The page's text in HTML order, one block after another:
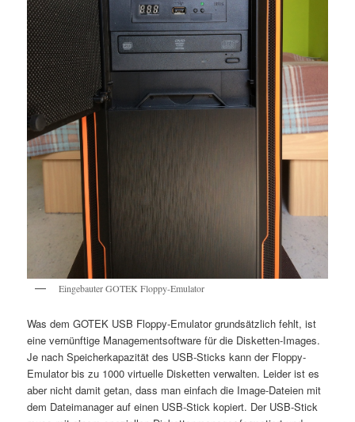
Eingebauter GOTEK Floppy-Emulator
Was dem GOTEK USB Floppy-Emulator grundsätzlich fehlt, ist
eine vernünftige Managementsoftware für die Disketten-Images.
Je nach Speicherkapazität des USB-Sticks kann der Floppy-
Emulator bis zu 1000 virtuelle Disketten verwalten. Leider ist es
aber nicht damit getan, dass man einfach die Image-Dateien mit
dem Dateimanager auf einen USB-Stick kopiert. Der USB-Stick